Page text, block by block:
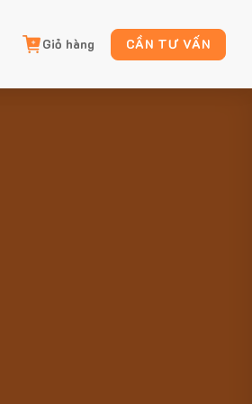
Giỏ hàng CẦN TƯ VẤN